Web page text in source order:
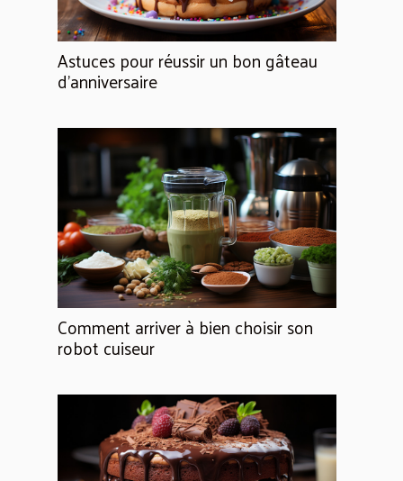
Astuces pour réussir un bon gâteau
d’anniversaire
Comment arriver à bien choisir son
robot cuiseur